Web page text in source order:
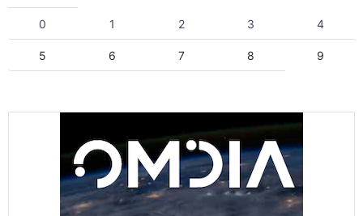
0 1 2 3 4
5 6 7 8 9